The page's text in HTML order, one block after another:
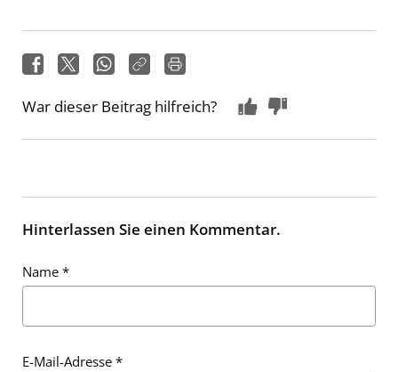
War dieser Beitrag hilfreich?
Hinterlassen Sie einen Kommentar.
Name *
E-Mail-Adresse *